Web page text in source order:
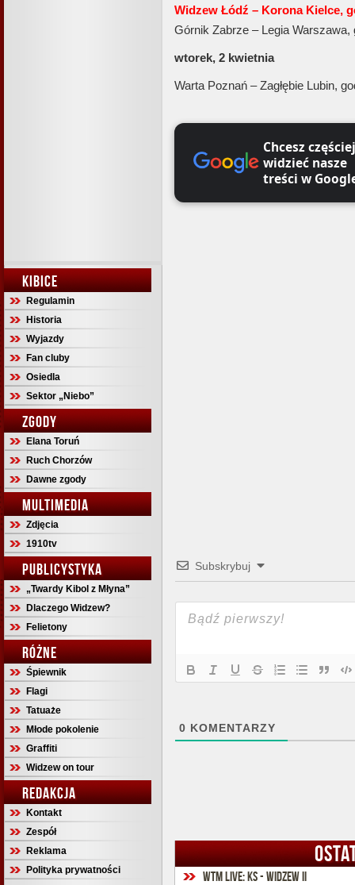
KIBICE
Regulamin
Historia
Wyjazdy
Fan cluby
Osiedla
Sektor „Niebo”
ZGODY
Elana Toruń
Ruch Chorzów
Dawne zgody
MULTIMEDIA
Zdjęcia
1910tv
PUBLICYSTYKA
„Twardy Kibol z Młyna”
Dlaczego Widzew?
Felietony
RÓŻNE
Śpiewnik
Flagi
Tatuaże
Młode pokolenie
Graffiti
Widzew on tour
REDAKCJA
Kontakt
Zespół
Reklama
Polityka prywatności
Widzew Łódź – Korona Kielce,
Górnik Zabrze – Legia Warszawa,
wtorek, 2 kwietnia
Warta Poznań – Zagłębie Lubin,
Chcesz częściej
widzieć nasze
treści w
Subskrybuj
0 KOMENTARZY
WTM Live: KS - Widzew II